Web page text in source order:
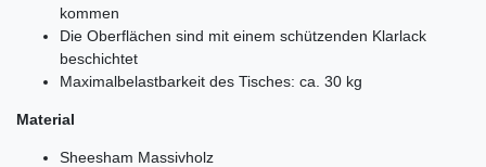
kommen
Die Oberflächen sind mit einem schützenden Klarlack
beschichtet
Maximalbelastbarkeit des Tisches: ca. 30 kg
Material
Sheesham Massivholz